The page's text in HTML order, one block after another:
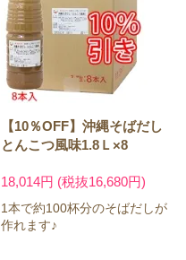
【10％OFF】沖縄そばだし
とんこつ風味1.8Ｌ×8
18,014円 (税抜16,680円)
1本で約100杯分のそばだしが
作れます♪